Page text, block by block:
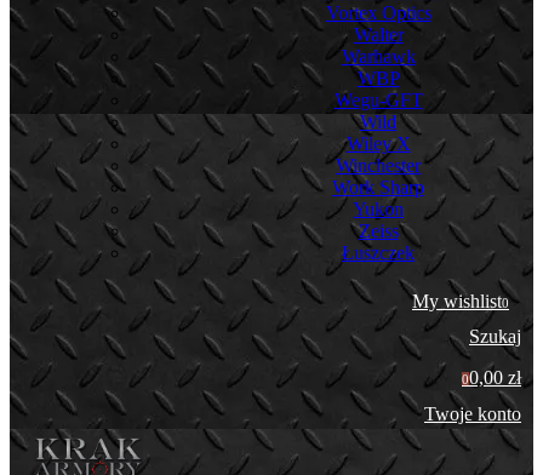
Vortex Optics
Walter
Warhawk
WBP
Wegu-GFT
Wild
Wiley X
Winchester
Work Sharp
Yukon
Zeiss
Łuszczek
My wishlist0
Szukaj
00,00 zł
Twoje konto